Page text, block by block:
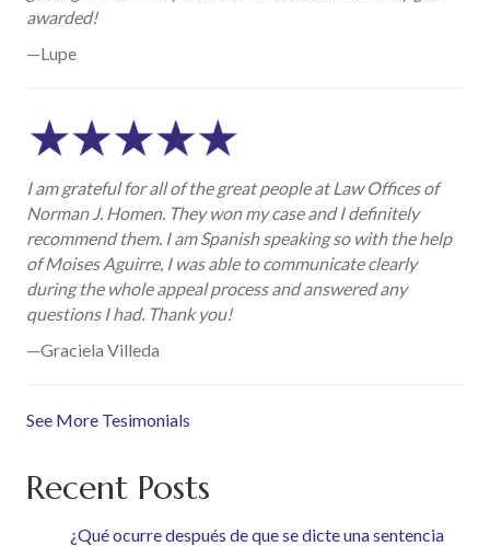
awarded!
—Lupe
I am grateful for all of the great people at Law Offices of
Norman J. Homen. They won my case and I definitely
recommend them. I am Spanish speaking so with the help
of Moises Aguirre, I was able to communicate clearly
during the whole appeal process and answered any
questions I had. Thank you!
—Graciela Villeda
See More Tesimonials
Recent Posts
¿Qué ocurre después de que se dicte una sentencia